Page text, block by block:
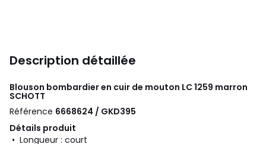
Description détaillée
Blouson bombardier en cuir de mouton LC 1259 marron
SCHOTT
Référence 6668624 / GKD395
Détails produit
• Longueur : court